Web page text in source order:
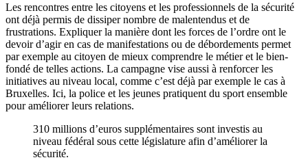
Les rencontres entre les citoyens et les professionnels de la sécurité
ont déjà permis de dissiper nombre de malentendus et de
frustrations. Expliquer la manière dont les forces de l’ordre ont le
devoir d’agir en cas de manifestations ou de débordements permet
par exemple au citoyen de mieux comprendre le métier et le bien-
fondé de telles actions. La campagne vise aussi à renforcer les
initiatives au niveau local, comme c’est déjà par exemple le cas à
Bruxelles. Ici, la police et les jeunes pratiquent du sport ensemble
pour améliorer leurs relations.
310 millions d’euros supplémentaires sont investis au
niveau fédéral sous cette législature afin d’améliorer la
sécurité.